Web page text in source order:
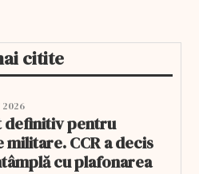
citite
2026
definitiv pentru
militare. CCR a decis
cu plafonarea